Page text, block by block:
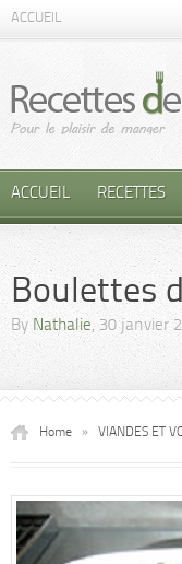
ACCUEIL
ACCUEIL RECETTES
Boulettes
By Nathalie, 30 janvier
Home » VIANDES ET